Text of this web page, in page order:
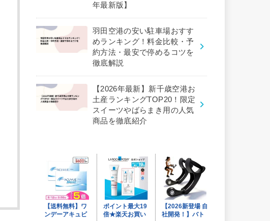
年最新版】
羽田空港の安い駐車場おすす
めランキング！料金比較・予
約方法・最安で停めるコツを
徹底解説
【2026年最新】新千歳空港お
土産ランキングTOP20！限定
スイーツやばらまき用の人気
商品を徹底紹介